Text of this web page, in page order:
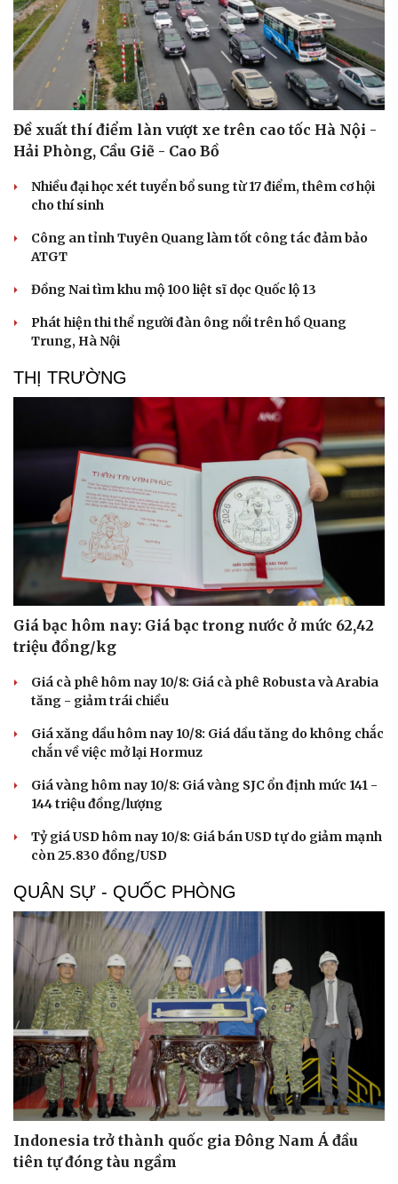
Văn hóa
Sân khấu - Điện ảnh
Văn học
Di sản
Nghệ sĩ
Đề xuất thí điểm làn vượt xe trên cao tốc Hà Nội -
Hải Phòng, Cầu Giẽ - Cao Bồ
Nhiều đại học xét tuyển bổ sung từ 17 điểm, thêm cơ hội
cho thí sinh
Công an tỉnh Tuyên Quang làm tốt công tác đảm bảo
ATGT
Đồng Nai tìm khu mộ 100 liệt sĩ dọc Quốc lộ 13
Phát hiện thi thể người đàn ông nổi trên hồ Quang
Trung, Hà Nội
THỊ TRƯỜNG
Giá bạc hôm nay: Giá bạc trong nước ở mức 62,42
triệu đồng/kg
Giá cà phê hôm nay 10/8: Giá cà phê Robusta và Arabia
tăng - giảm trái chiều
Giá xăng dầu hôm nay 10/8: Giá dầu tăng do không chắc
chắn về việc mở lại Hormuz
Giá vàng hôm nay 10/8: Giá vàng SJC ổn định mức 141 -
144 triệu đồng/lượng
Tỷ giá USD hôm nay 10/8: Giá bán USD tự do giảm mạnh
còn 25.830 đồng/USD
QUÂN SỰ - QUỐC PHÒNG
Indonesia trở thành quốc gia Đông Nam Á đầu
tiên tự đóng tàu ngầm